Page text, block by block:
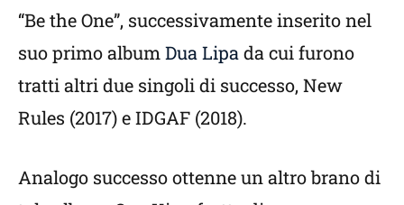
“Be the One”, successivamente inserito nel
suo primo albumDua Lipa da cui furono
tratti altri due singoli di successo, New
Rules (2017) e IDGAF (2018).
Analogo successo ottenne un altro brano di